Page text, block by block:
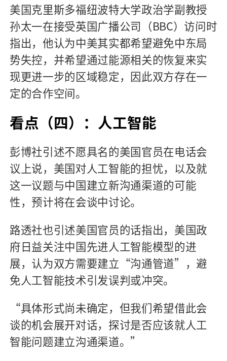
美国克里斯多福纽波特大学政治学副教授
孙太一在接受英国广播公司（BBC）访问时
指出，他认为中美其实都希望避免中东局
势失控，并希望通过能源相关的恢复来实
现更进一步的区域稳定，因此双方存在一
定的合作空间。
看点（四）：人工智能
彭博社引述不愿具名的美国官员在电话会
议上说，美国对人工智能的担忧，以及就
这一议题与中国建立新沟通渠道的可能
性，预计将在会谈中讨论。
路透社也引述美国官员的话指出，美国政
府日益关注中国先进人工智能模型的进
展，认为双方需要建立“沟通管道”，避
免人工智能技术引发误判或冲突。
“具体形式尚未确定，但我们希望借此会
谈的机会展开对话，探讨是否应该就人工
智能问题建立沟通渠道。”